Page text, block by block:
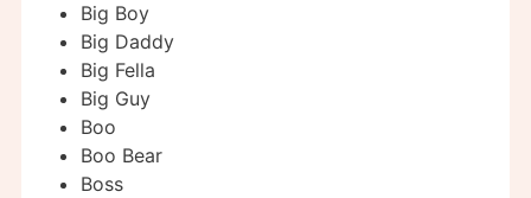
Big Boy
Big Daddy
Big Fella
Big Guy
Boo
Boo Bear
Boss